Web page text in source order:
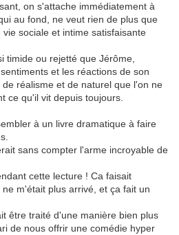
on s'attache immédiatement à
au fond, ne veut rien de plus que
sociale et intime satisfaisante
timide ou rejetté que Jérôme,
et les réactions de son
réalisme et de naturel que l'on ne
ce qu'il vit depuis toujours.
à un livre dramatique à faire
sans compter l'arme incroyable de
cette lecture ! Ca faisait
m'était plus arrivé, et ça fait un
être traité d'une manière bien plus
de nous offrir une comédie hyper